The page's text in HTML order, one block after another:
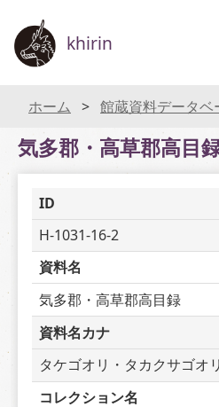
khirin
ホーム 館蔵資料データベ
気多郡・高草郡高目
ID
H-1031-16-2
資料名
気多郡・高草郡高目録
資料名カナ
タケゴオリ・タカクサゴオ
コレクション名